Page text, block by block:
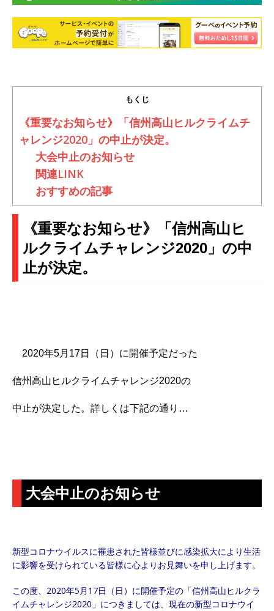
もくじ
《重要なお知らせ》「信州高山ヒルクライムチ
ャレンジ2020」の中止が決定。
大会中止のお知らせ
関連LINK
おすすめの記事
《重要なお知らせ》「信州高山ヒ
ルクライムチャレンジ2020」の中
止が決定。
2020年5月17日（日）に開催予定だった
信州高山ヒルクライムチャレンジ2020の
中止が決定した。詳しくは下記の通り…
大会中止のお知らせ
新型コロナウイルスに罹患された皆様並びに感染拡大により生活
に影響を受けられている皆様に心よりお見舞いを申し上げます。
この度、2020年5月17日（日）に開催予定の「信州高山ヒルクラ
イムチャレンジ2020」につきましては、現在の新型コロナウイ